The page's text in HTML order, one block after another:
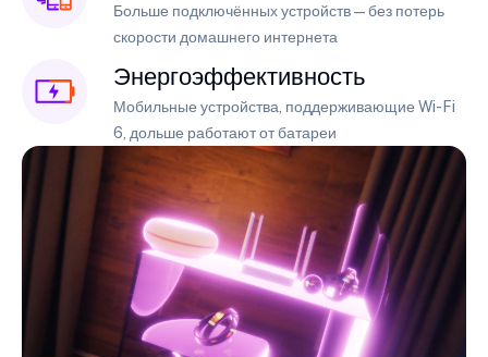
Больше подключённых устройств — без потерь
скорости домашнего интернета
Энергоэффективность
Мобильные устройства, поддерживающие Wi-Fi
6, дольше работают от батареи